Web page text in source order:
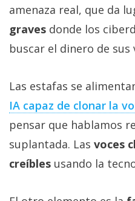
amenaza real, que da
graves donde los
buscar el dinero de sus
Las estafas se
IA capaz de clonar la
pensar que hablamos
suplantada. Las voces
creíbles usando la